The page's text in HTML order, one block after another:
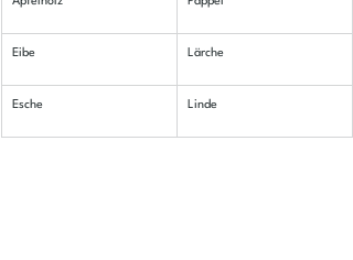
Eibe Lärche
Esche Linde